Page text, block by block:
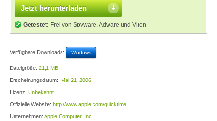
Jetzt herunterladen
Getestet: Frei von Spyware, Adware und Viren
Verfügbare Downloads: Windows
Dateigröße: 21,1 MB
Erscheinungsdatum: Mai 21, 2006
Lizenz: Unbekannt
Offizielle Website: http://www.apple.com/quicktime
Unternehmen: Apple Computer, Inc